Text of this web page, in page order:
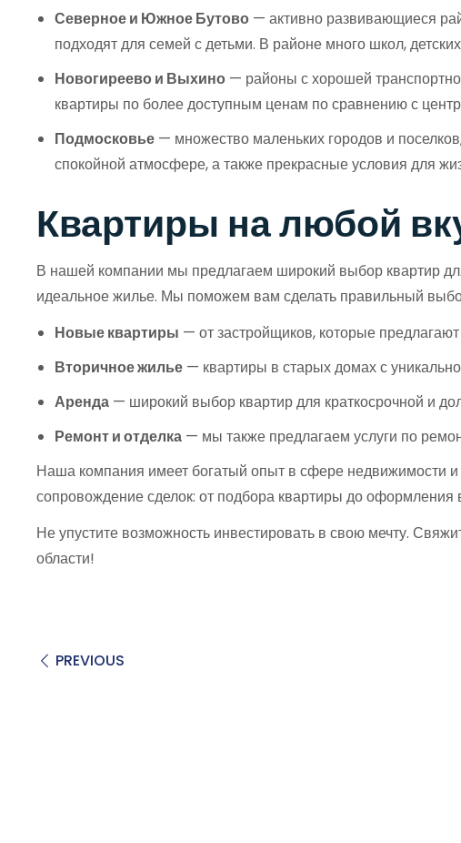
Северное и Южное Бутово — активно развивающиеся
подходят для семей с детьми. В районе много школ,
Новогиреево и Выхино — районы с хорошей
квартиры по более доступным ценам по сравнению с
Подмосковье — множество маленьких городов и
спокойной атмосфере, а также прекрасные условия для
Квартиры на любой
В нашей компании мы предлагаем широкий выбор квартир
идеальное жилье. Мы поможем вам сделать правильный
Новые квартиры — от застройщиков, которые
Вторичное жилье — квартиры в старых домах с
Аренда — широкий выбор квартир для краткосрочной и
Ремонт и отделка — мы также предлагаем услуги по
Наша компания имеет богатый опыт в сфере недвижимости
сопровождение сделок: от подбора квартиры до оформления
Не упустите возможность инвестировать в свою мечту.
области!
PREVIOUS